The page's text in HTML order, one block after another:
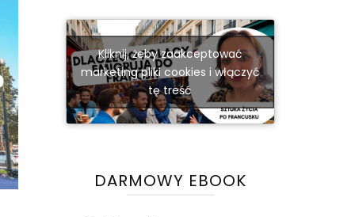
Kliknij, żeby zaakceptować
marketing pliki cookies i włączyć
tę treść
DARMOWY EBOOK